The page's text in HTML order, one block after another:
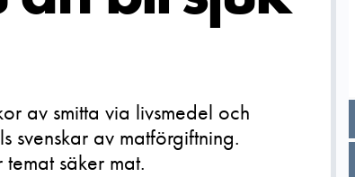
av smitta via livsmedel och
svenskar av matförgiftning.
säker mat.